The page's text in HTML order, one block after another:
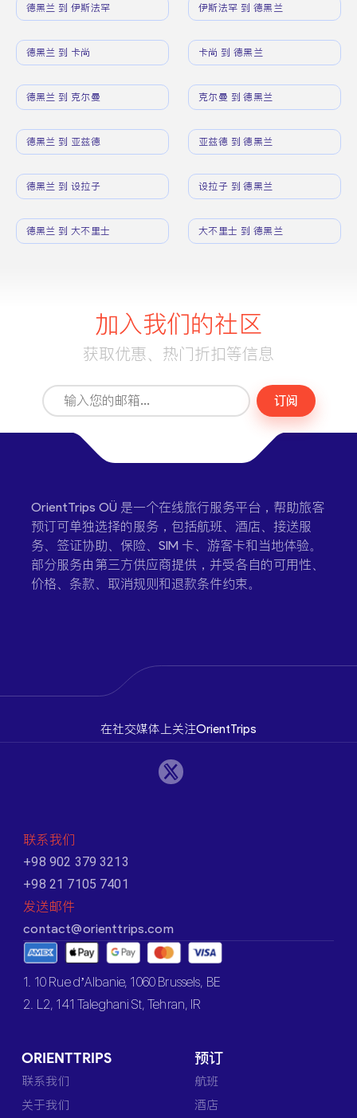
德黑兰 到 伊斯法罕 伊斯法罕 到 德黑兰
德黑兰 到 卡尚 卡尚 到 德黑兰
德黑兰 到 克尔曼 克尔曼 到 德黑兰
德黑兰 到 亚兹德 亚兹德 到 德黑兰
德黑兰 到 设拉子 设拉子 到 德黑兰
德黑兰 到 大不里士 大不里士 到 德黑兰
加入我们的社区
获取优惠、热门折扣等信息
订阅
OrientTrips OÜ 是一个在线旅行服务平台，帮助旅客
预订可单独选择的服务，包括航班、酒店、接送服
务、签证协助、保险、SIM 卡、游客卡和当地体验。
部分服务由第三方供应商提供，并受各自的可用性、
价格、条款、取消规则和退款条件约束。
在社交媒体上关注OrientTrips
联系我们
+98 902 379 3213
+98 21 7105 7401
发送邮件
contact@orienttrips.com
1. 10 Rue d’Albanie, 1060 Brussels, BE
2. L2, 141 Taleghani St, Tehran, IR
ORIENTTRIPS
联系我们
关于我们
预订
航班
酒店